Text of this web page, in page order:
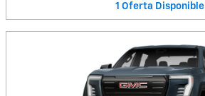
1 Oferta Disponible